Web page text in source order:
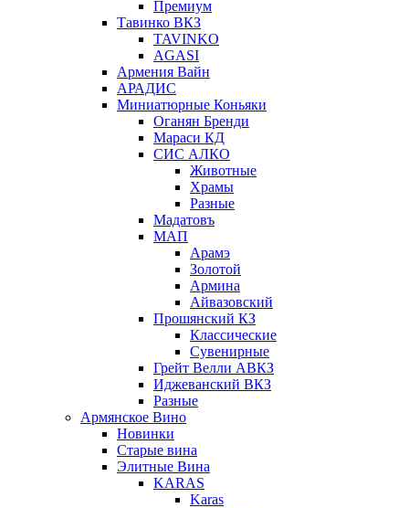
Премиум
Тавинко ВКЗ
TAVINKO
AGASI
Армения Вайн
АРАДИС
Миниатюрные Коньяки
Оганян Бренди
Мараси КД
СИС АЛКО
Животные
Храмы
Разные
Мадатовъ
МАП
Арамэ
Золотой
Армина
Айвазовский
Прошянский КЗ
Классические
Сувенирные
Грейт Велли АВКЗ
Иджеванский ВКЗ
Разные
Армянское Вино
Новинки
Старые вина
Элитные Вина
KARAS
Karas